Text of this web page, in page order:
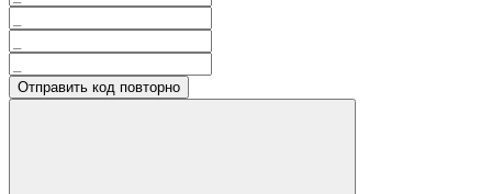
Отправить код повторно